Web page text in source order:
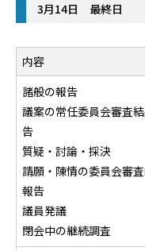
3月14日 最終日
内容
諸般の報告
議案の常任委員会審査
告
質疑・討論・採決
請願・陳情の委員会審
報告
議員発議
閉会中の継続調査